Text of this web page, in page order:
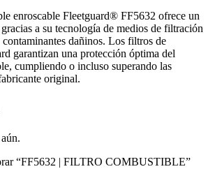
enroscable Fleetguard® FF5632 ofrece un
a su tecnología de medios de filtración
dañinos. Los filtros de
garantizan una protección óptima del
cumpliendo o incluso superando las
original.
“FF5632 | FILTRO COMBUSTIBLE”